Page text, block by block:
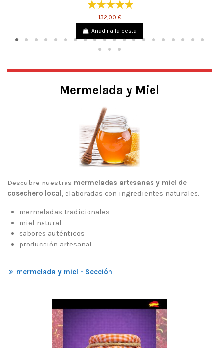
132,00 €
Añadir a la cesta
Mermelada y Miel
Descubre nuestras mermeladas artesanas y miel de
cosechero local, elaboradas con ingredientes naturales.
mermeladas tradicionales
miel natural
sabores auténticos
producción artesanal
mermelada y miel - Sección